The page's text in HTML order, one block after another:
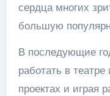
сердца многих
большую
В последующие
работать в
проектах и играя